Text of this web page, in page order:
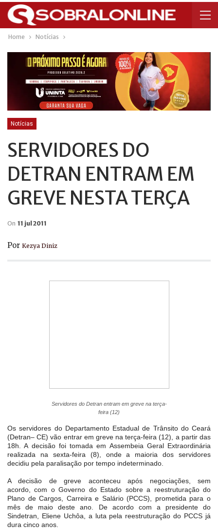
Home Notícias
Notícias
SERVIDORES DO
DETRAN ENTRAM EM
GREVE NESTA TERÇA
On 11 jul 2011
Por Kezya Diniz
Servidores do Detran entram em greve na terça-
feira (12)
Os servidores do Departamento Estadual de Trânsito do Ceará
(Detran– CE) vão entrar em greve na terça-feira (12), a partir das
18h. A decisão foi tomada em Assembeia Geral Extraordinária
realizada na sexta-feira (8), onde a maioria dos servidores
decidiu pela paralisação por tempo indeterminado.
A decisão de greve aconteceu após negociações, sem
acordo, com o Governo do Estado sobre a reestruturação do
Plano de Cargos, Carreira e Salário (PCCS), prometida para o
mês de maio deste ano. De acordo com a presidente do
Sindetran, Eliene Uchôa, a luta pela reestruturação do PCCS já
dura cinco anos.